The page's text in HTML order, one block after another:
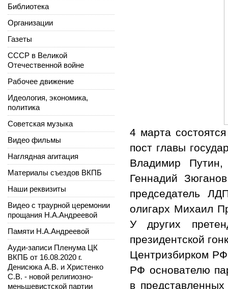
4 марта
пост главы
Владимир
Геннадий
председатель
олигарх Михаил
У других
президентской
Центризбирком РФ
РФ основателю
в
Библиотека
Организации
Газеты
СССР в Великой
Отечественной войне
Рабочее движение
Идеология, экономика,
политика
Советская музыка
Видео фильмы
Наглядная агитация
Материалы съездов ВКПБ
Наши реквизиты
Видео с траурной церемонии
прощания Н.А.Андреевой
Памяти Н.А.Андреевой
Ауди-записи Пленума ЦК
ВКПБ от 16.08.2020 г.
Денисюка А.В. и Христенко
С.В. - новой религиозно-
меньшевистской партии